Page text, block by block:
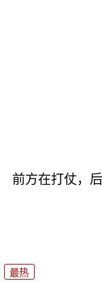
前方在打仗，
最热